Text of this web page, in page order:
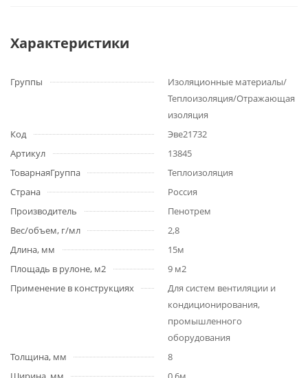
Характеристики
Группы
Изоляционные материалы/
Теплоизоляция/Отражающая
изоляция
Код
Эве21732
Артикул
13845
ТоварнаяГруппа
Теплоизоляция
Страна
Россия
Производитель
Пенотрем
Вес/объем, г/мл
2,8
Длина, мм
15м
Площадь в рулоне, м2
9 м2
Применение в конструкциях
Для систем вентиляции и
кондиционирования,
промышленного
оборудования
Толщина, мм
8